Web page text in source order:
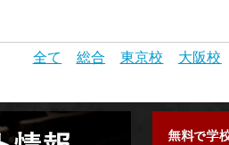
全て 総合 東京校 大阪校